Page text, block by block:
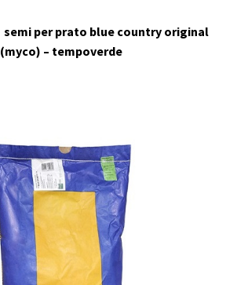
semi per prato blue country original
(myco) – tempoverde